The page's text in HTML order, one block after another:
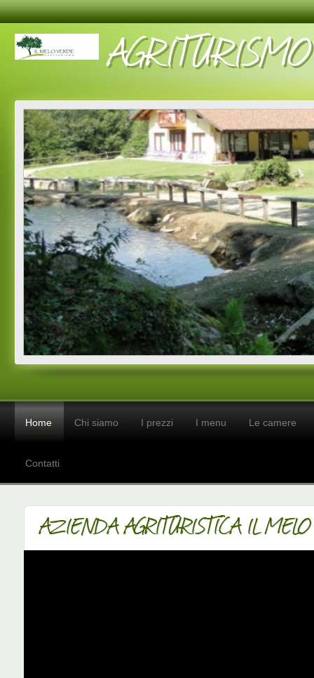
Home Chi siamo I prezzi I menu Le camere
Contatti
AZIENDA AGRITURISTICA IL